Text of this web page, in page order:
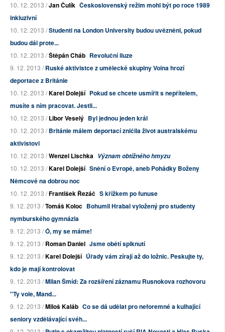
10. 12. 2013 /Jan Čulík Československý režim mohl být po roce 1989
inkluzivní
10. 12. 2013 /Studenti na London University budou uvězněni, pokud
budou dál prote...
10. 12. 2013 /Štěpán Cháb Revoluční iluze
9. 12. 2013 /Ruské aktivistce z umělecké skupiny Voina hrozí
deportace z Británie
10. 12. 2013 /Karel Dolejší Pokud se chcete usmířit s nepřítelem,
musíte s ním pracovat. Jestli...
10. 12. 2013 /Libor Veselý Byl jednou jeden král
10. 12. 2013 /Británie málem deportací zničila život australskému
aktivistovi
10. 12. 2013 /Wenzel Lischka Význam obtížného hmyzu
10. 12. 2013 /Karel Dolejší Snění o Evropě, aneb Pohádky Boženy
Němcové na dobrou noc
10. 12. 2013 /František Řezáč S křížkem po funuse
9. 12. 2013 /Tomáš Koloc Bohumil Hrabal vyložený pro studenty
nymburského gymnázia
9. 12. 2013 /Ó, my se máme!
9. 12. 2013 /Roman Daniel Jsme obětí spiknutí
9. 12. 2013 /Karel Dolejší Úřady vám zírají až do ložnic. Peskujte ty,
kdo je mají kontrolovat
9. 12. 2013 /Milan Šmíd: Za rozšíření záznamu Rusnokova rozhovoru
"Ty vole, Mand...
9. 12. 2013 /Miloš Kaláb Co se dá udělat pro neforemné a kulhající
seniory vzdělávající svéh...